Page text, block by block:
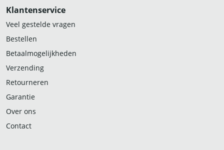
Klantenservice
Veel gestelde vragen
Bestellen
Betaalmogelijkheden
Verzending
Retourneren
Garantie
Over ons
Contact